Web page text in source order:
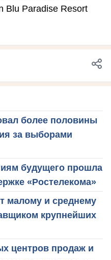
Blu Paradise Resort
более половины
за выборами
будущего прошла
«Ростелекома»
малому и среднему
крупнейших
центров продаж и